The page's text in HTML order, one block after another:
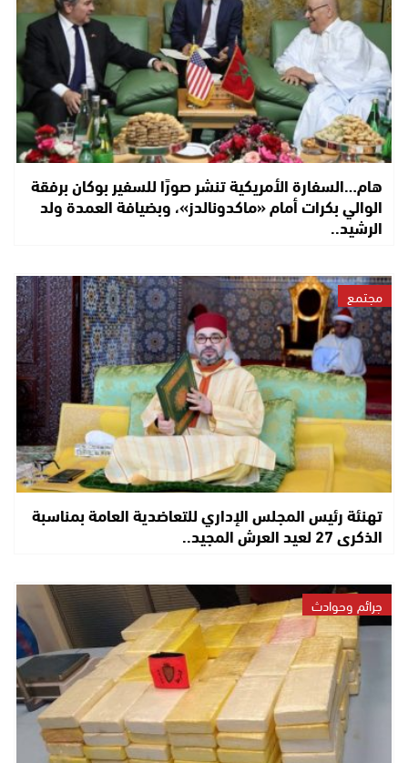
هام…السفارة الأمريكية تنشر صورًا للسفير بوكان برفقة
الوالي بكرات أمام «ماكدونالدز»، وبضيافة العمدة ولد
الرشيد..
مجتمع
تهنئة رئيس المجلس الإداري للتعاضدية العامة بمناسبة
الذكرى 27 لعيد العرش المجيد..
جرائم وحوادث